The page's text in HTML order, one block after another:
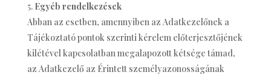
Egyéb rendelkezések
Abban az esetben, amennyiben az Adatkezelőnek a
Tájékoztató pontok szerinti kérelem előterjesztőjének
kilétével kapcsolatban megalapozott kétsége támad,
az Adatkezelő az Érintett személyazonosságának